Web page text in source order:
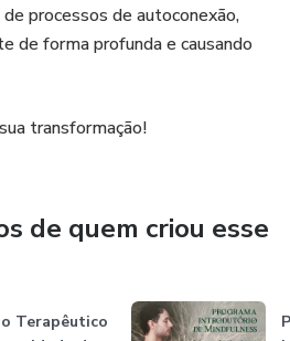
processos de autoconexão,
de forma profunda e causando
transformação!
de quem criou esse
Terapêutico